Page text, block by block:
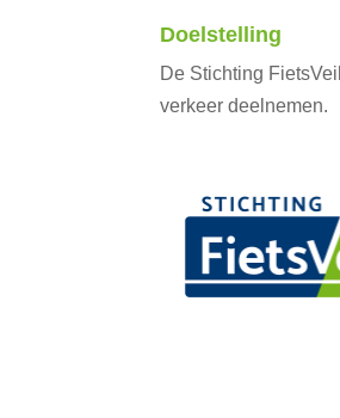
Doelstelling
De Stichting
verkeer deelnemen.